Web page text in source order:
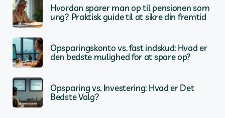
Hvordan sparer man op til pensionen som
ung? Praktisk guide til at sikre din fremtid
Opsparingskonto vs. fast indskud: Hvad er
den bedste mulighed for at spare op?
Opsparing vs. Investering: Hvad er Det
Bedste Valg?